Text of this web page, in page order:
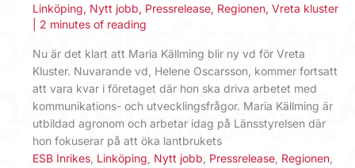
Linköping, Nytt jobb, Pressrelease, Regionen, Vreta kluster
2 minutes of reading
Nu är det klart att Maria Källming blir ny vd för Vreta
Kluster. Nuvarande vd, Helene Oscarsson, kommer fortsatt
att vara kvar i företaget där hon ska driva arbetet med
kommunikations- och utvecklingsfrågor. Maria Källming är
utbildad agronom och arbetar idag på Länsstyrelsen där
hon fokuserar på att öka lantbrukets
ESB Inrikes, Linköping, Nytt jobb, Pressrelease, Regionen,